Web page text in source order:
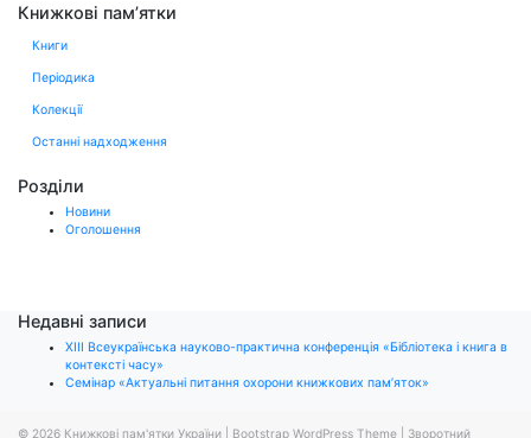
Книжкові пам’ятки
Книги
Періодика
Колекції
Останні надходження
Розділи
Новини
Оголошення
Недавні записи
ХІІІ Всеукраїнська науково-практична конференція «Бібліотека і книга в
контексті часу»
Семінар «Актуальні питання охорони книжкових пам’яток»
© 2026 Книжкові пам'ятки України Bootstrap WordPress Theme Зворотний